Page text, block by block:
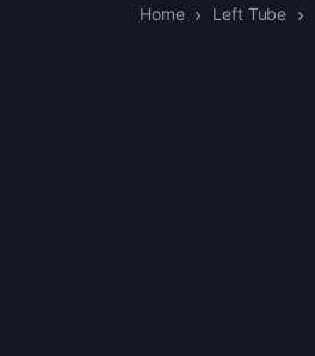
Home Left Tube